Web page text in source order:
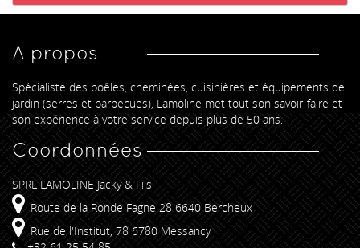
A propos
Spécialiste des poêles, cheminées, cuisinières et équipements de
jardin (serres et barbecues), Lamoline met tout son savoir-faire et
son expérience à votre service depuis plus de 50 ans.
Coordonnées
SPRL LAMOLINE Jacky & Fils
Route de la Ronde Fagne 28 6640 Bercheux
Rue de l'Institut, 78 6780 Messancy